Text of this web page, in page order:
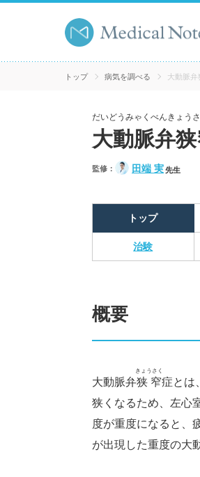
トップ 病気を調べる 大動脈弁
だいどうみゃくべんきょう
大動脈弁
監修： 田端 実先生
トップ
治験
概要
大動脈弁狭窄
きょうさく
症とは
狭くなるため、左心
度が重度になると、
が出現した重度の大